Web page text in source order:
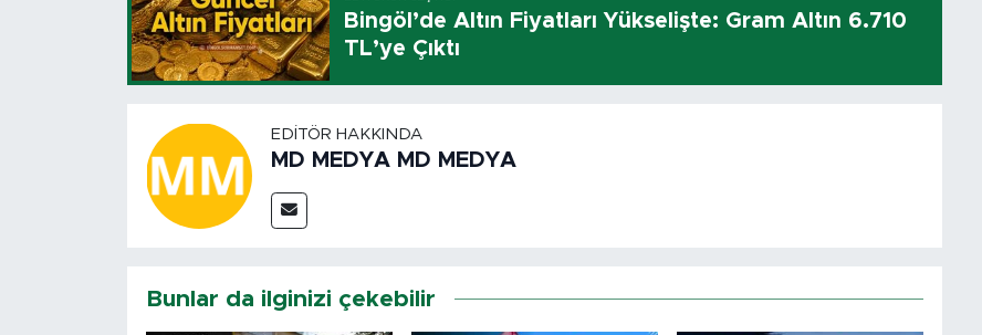
Bingöl’de Altın Fiyatları Yükselişte: Gram Altın 6.710
TL’ye Çıktı
EDITÖR HAKKINDA
MD MEDYA MD MEDYA
Bunlar da ilginizi çekebilir